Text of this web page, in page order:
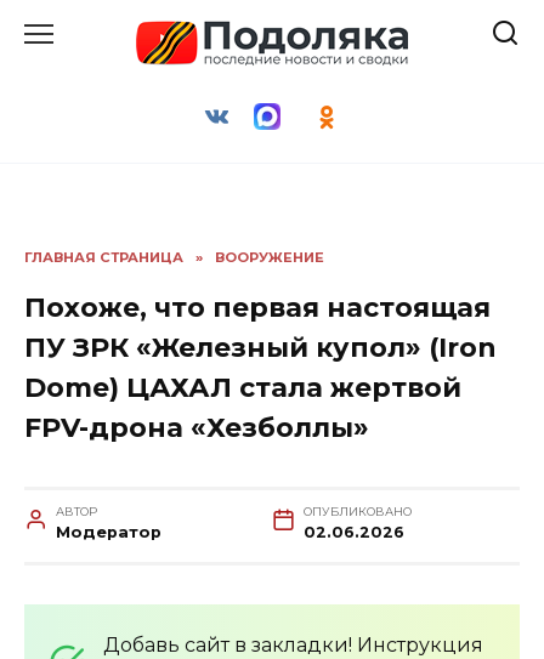
ГЛАВНАЯ СТРАНИЦА » ВООРУЖЕНИЕ
Похоже, что первая настоящая
ПУ ЗРК «Железный купол» (Iron
Dome) ЦАХАЛ стала жертвой
FPV-дрона «Хезболлы»
АВТОР
Модератор
ОПУБЛИКОВАНО
02.06.2026
Добавь сайт в закладки! Инструкция